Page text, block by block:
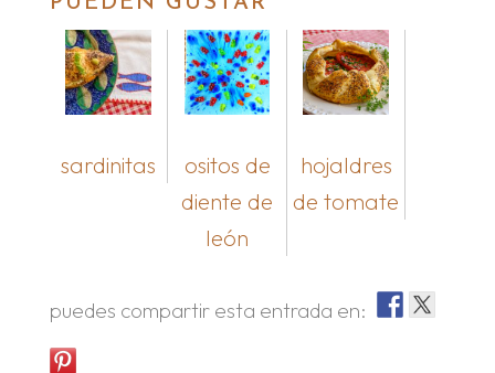
sardinitas
ositos de
diente de
león
hojaldres
de tomate
puedes compartir esta entrada en: